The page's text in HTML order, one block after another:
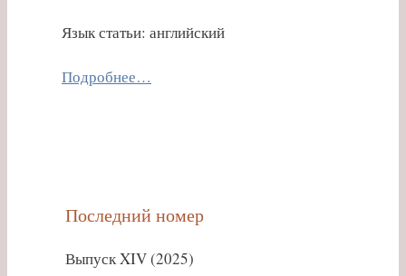
Язык статьи: английский
Подробнее…
Последний номер
Выпуск XIV (2025)